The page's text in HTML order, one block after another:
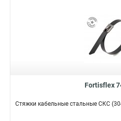
Fortisflex
Стяжки кабельные стальные СКС